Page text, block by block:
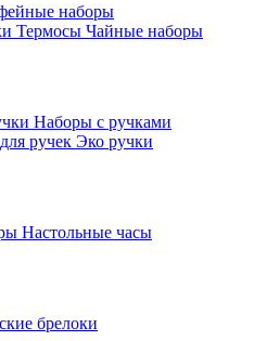
наборы
Термосы Чайные наборы
Наборы с ручками
ручек Эко ручки
Настольные часы
брелоки